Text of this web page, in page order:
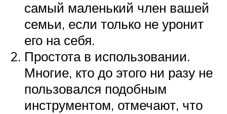
самый маленький член вашей
семьи, если только не уронит
его на себя.
Простота в использовании.
Многие, кто до этого ни разу не
пользовался подобным
инструментом, отмечают, что